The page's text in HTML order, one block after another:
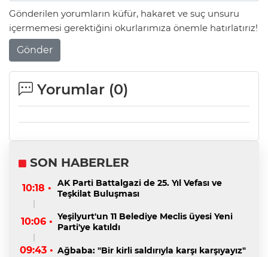
Gönderilen yorumların küfür, hakaret ve suç unsuru
içermemesi gerektiğini okurlarımıza önemle hatırlatırız!
Gönder
Yorumlar (0)
SON HABERLER
10:18 •
AK Parti Battalgazi de 25. Yıl Vefası ve
Teşkilat Buluşması
10:06 • Yeşilyurt'un 11 Belediye Meclis üyesi Yeni
Parti'ye katıldı
09:43 • Ağbaba: "Bir kirli saldırıyla karşı karşıyayız"